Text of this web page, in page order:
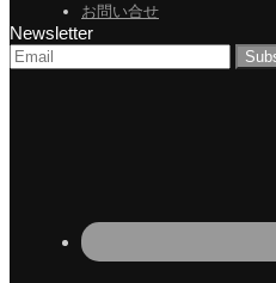
お問い合せ
Newsletter